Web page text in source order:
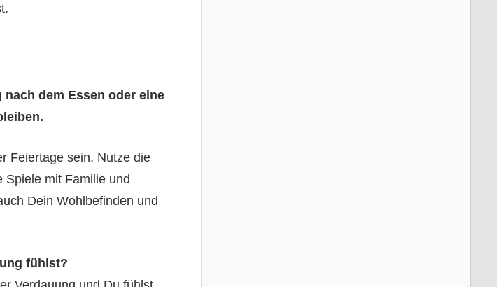
dem Essen oder eine
Feiertage sein. Nutze die
Spiele mit Familie und
Dein Wohlbefinden und
fühlst?